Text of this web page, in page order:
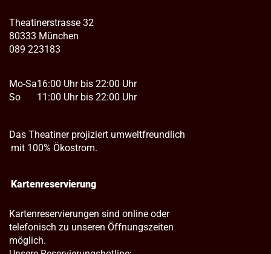
Theatinerstrasse 32
80333 München
089 223183
Mo-Sa
So
16:00 Uhr bis 22:00 Uhr
11:00 Uhr bis 22:00 Uhr
Das Theatiner projiziert umweltfreundlich
mit 100% Ökostrom.
Kartenreservierung
Kartenreservierungen sind online oder
telefonisch zu unseren Öffnungszeiten
möglich.